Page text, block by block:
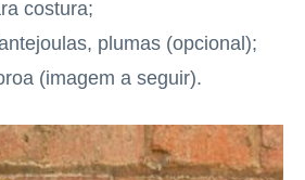
costura;
plumas (opcional);
(imagem a seguir).